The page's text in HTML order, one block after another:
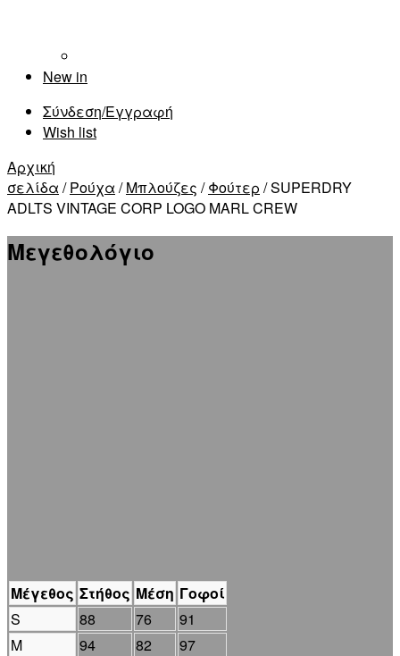
New in
Σύνδεση/Εγγραφή
Wish list
Αρχική
σελίδα /Ρούχα /Μπλούζες /Φούτερ / SUPERDRY
ADLTS VINTAGE CORP LOGO MARL CREW
Μεγεθολόγιο
Μέγεθος Στήθος Μέση Γοφοί
S
88 76
91
M
94 82
97